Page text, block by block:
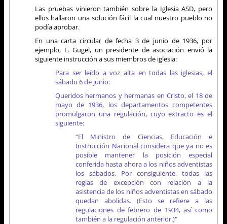
Las pruebas vinieron también sobre la Iglesia ASD, pero
ellos hallaron una solución fácil la cual nuestro pueblo no
podía aprobar.
En una carta circular de fecha 3 de junio de 1936, por
ejemplo, E. Gugel, un presidente de asociación envió la
siguiente instrucción a sus miembros de iglesia:
Para ser leído a voz alta en todas las iglesias, el
sábado 6 de junio:
Queridos hermanos y hermanas en Cristo, el 18 de
mayo de 1936, los departamentos competentes
promulgaron una regulación, cuyo extracto es el
siguiente:
“El Ministro de Ciencias, Educación e
Instrucción Nacional considera que ya no es
posible mantener la posición especial
conferida hasta ahora a los niños adventistas
los sábados. Por consiguiente, todas las
reglas de excepción con relación a la
asistencia de los niños adventistas en sábado
quedan abolidas. (Esto se refiere a las
regulaciones de febrero de 1934, así como
también a la regulación anterior.)"